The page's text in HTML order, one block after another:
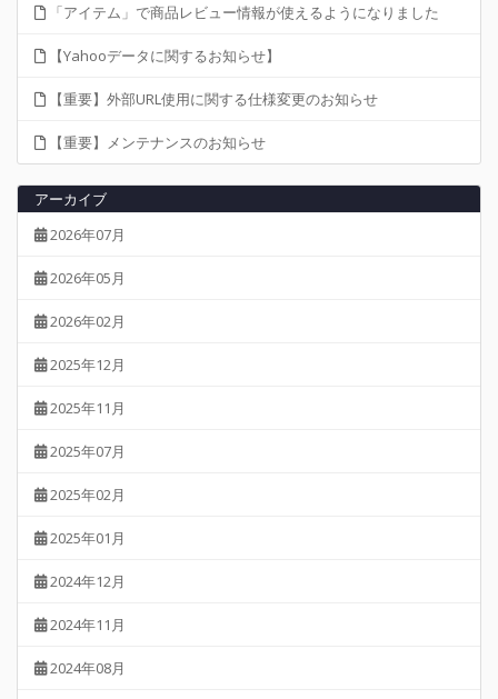
「アイテム」で商品レビュー情報が使えるようになりました
【Yahooデータに関するお知らせ】
【重要】外部URL使用に関する仕様変更のお知らせ
【重要】メンテナンスのお知らせ
アーカイブ
2026年07月
2026年05月
2026年02月
2025年12月
2025年11月
2025年07月
2025年02月
2025年01月
2024年12月
2024年11月
2024年08月